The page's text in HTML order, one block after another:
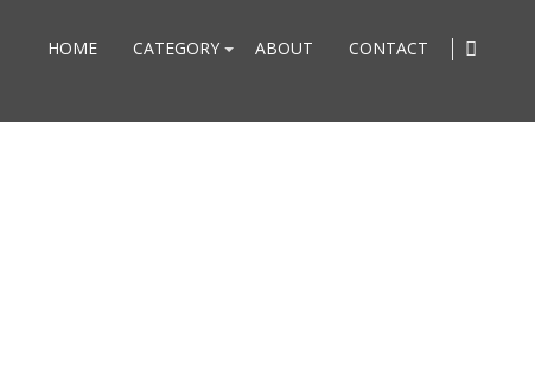
HOME CATEGORY ABOUT CONTACT